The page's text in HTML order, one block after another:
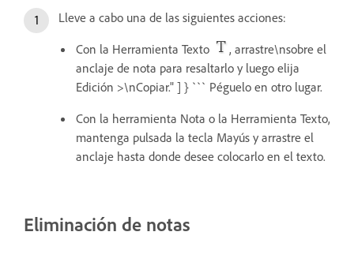
Lleve a cabo una de las siguientes acciones:
Con la Herramienta Texto
, arrastre\nsobre el
anclaje de nota para resaltarlo y luego elija
Edición >\nCopiar." ] } ``` Péguelo en otro lugar.
Con la herramienta Nota o la Herramienta Texto,
mantenga pulsada la tecla Mayús y arrastre el
anclaje hasta donde desee colocarlo en el texto.
Eliminación de notas